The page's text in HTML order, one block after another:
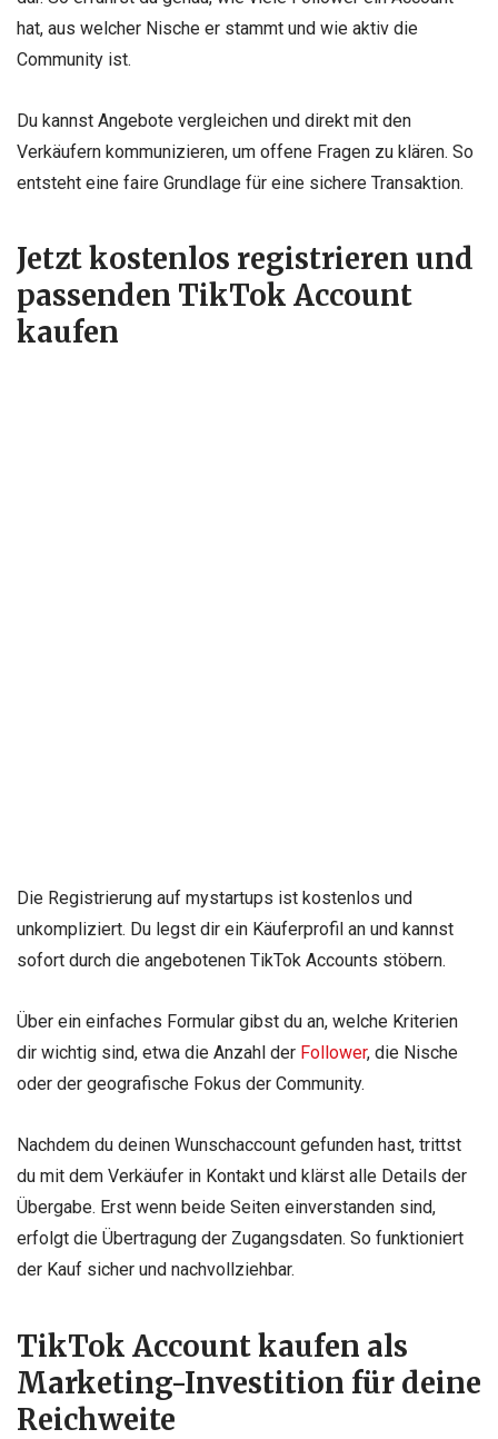
hat, aus welcher Nische er stammt und wie aktiv die
Community ist.
Du kannst Angebote vergleichen und direkt mit den
Verkäufern kommunizieren, um offene Fragen zu klären. So
entsteht eine faire Grundlage für eine sichere Transaktion.
Jetzt kostenlos registrieren und
passenden TikTok Account
kaufen
Die Registrierung auf mystartups ist kostenlos und
unkompliziert. Du legst dir ein Käuferprofil an und kannst
sofort durch die angebotenen TikTok Accounts stöbern.
Über ein einfaches Formular gibst du an, welche Kriterien
dir wichtig sind, etwa die Anzahl der Follower, die Nische
oder der geografische Fokus der Community.
Nachdem du deinen Wunschaccount gefunden hast, trittst
du mit dem Verkäufer in Kontakt und klärst alle Details der
Übergabe. Erst wenn beide Seiten einverstanden sind,
erfolgt die Übertragung der Zugangsdaten. So funktioniert
der Kauf sicher und nachvollziehbar.
TikTok Account kaufen als
Marketing-Investition für deine
Reichweite